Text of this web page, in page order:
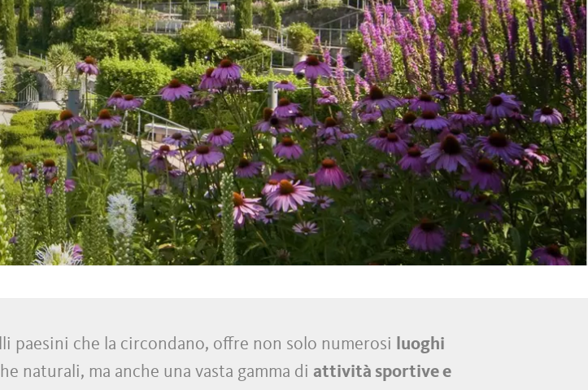
paesini che la circondano, offre non solo numerosi
luoghi
naturali, ma anche una vasta gamma di attività sportive e